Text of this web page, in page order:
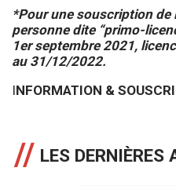
*Pour une souscription de
personne dite “primo-
1er septembre 2021,
au 31/12/2022.
INFORMATION &
LES DERNIÈRES